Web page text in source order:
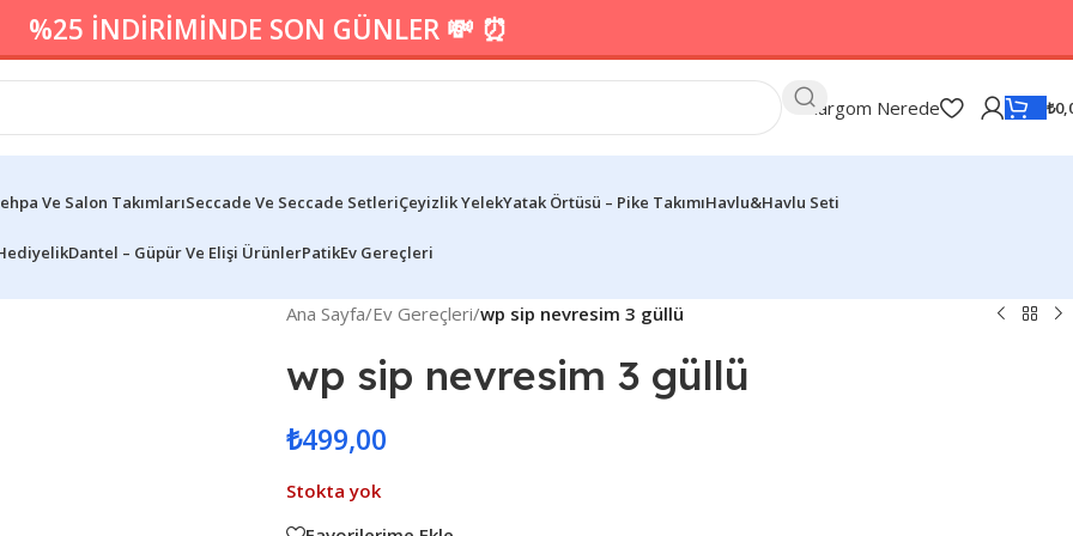
%25 İNDİRİMİNDE SON GÜNLER 💸 ⏰
Kargom Nerede ₺
Ve Salon TakımlarıSeccade Ve Seccade SetleriÇeyizlik YelekYatak Örtüsü – Pike TakımıHavlu&Havlu Seti
Dantel – Güpür Ve Elişi ÜrünlerPatikEv Gereçleri
Ana Sayfa/Ev Gereçleri/wp sip nevresim 3 güllü
wp sip nevresim 3 güllü
₺499,00
Stokta yok